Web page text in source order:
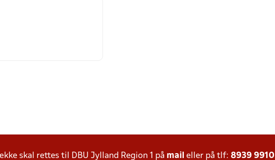
skal rettes til DBU Jylland Region 1 på mail eller på tlf: 8939 9910